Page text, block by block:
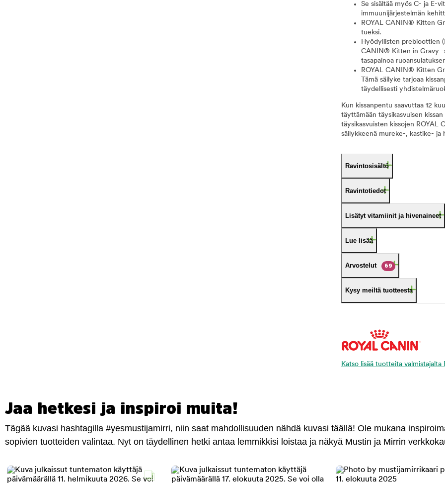
Se sisältää myös C- ja E-
immuunijärjestelmän
ROYAL CANIN® Kitten
tueksi.
Hyödyllisten prebioottien
CANIN® Kitten in Gravy -
tasapainoa
ROYAL CANIN® Kitten
Tämä säilyke tarjoaa
täydellisesti
Kun kissanpentu saavuttaa 12
täyttämään täysikasvuisen
täysikasvuisten kissojen ROYAL
säilykkeenä mureke-, kastike- ja
Ravintosisältö
Ravintotiedot
Lisätyt vitamiinit ja hivenaineet
Lue lisää
Arvostelut 69
Kysy meiltä tuotteesta
Katso lisää tuotteita valmistajalta
Jaa hetkesi ja inspiroi muita!
Tägää kuvasi hashtagilla #yesmustijamirri, niin saat mahdollisuuden nähdä kuvasi täällä! Ole mukana
sopivien tuotteiden valintaa. Nyt on täydellinen hetki antaa lemmikkisi loistaa ja näkyä Mustin ja Mirrin